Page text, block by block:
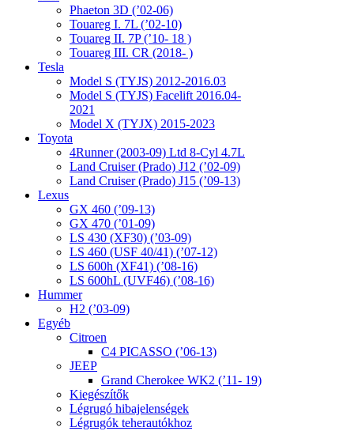
Phaeton 3D (’02-06)
Touareg I. 7L (’02-10)
Touareg II. 7P (’10- 18 )
Touareg III. CR (2018- )
Tesla
Model S (TYJS) 2012-2016.03
Model S (TYJS) Facelift 2016.04-
2021
Model X (TYJX) 2015-2023
Toyota
4Runner (2003-09) Ltd 8-Cyl 4.7L
Land Cruiser (Prado) J12 (’02-09)
Land Cruiser (Prado) J15 (’09-13)
Lexus
GX 460 (’09-13)
GX 470 (’01-09)
LS 430 (XF30) (’03-09)
LS 460 (USF 40/41) (’07-12)
LS 600h (XF41) (’08-16)
LS 600hL (UVF46) (’08-16)
Hummer
H2 (’03-09)
Egyéb
Citroen
C4 PICASSO (’06-13)
JEEP
Grand Cherokee WK2 (’11- 19)
Kiegészítők
Légrugó hibajelenségek
Légrugók teherautókhoz